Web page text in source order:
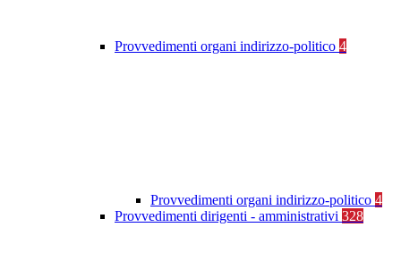
Provvedimenti organi indirizzo-politico 4
Provvedimenti organi indirizzo-politico 4
Provvedimenti dirigenti - amministrativi 328